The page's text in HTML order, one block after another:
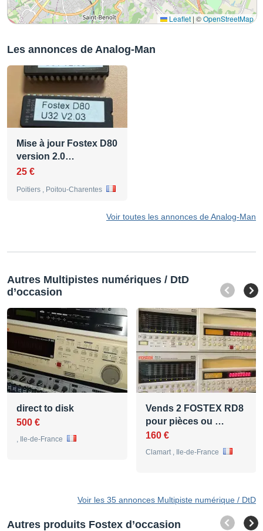
Leaflet | ©OpenStreetMap
Les annonces de Analog-Man
Mise à jour Fostex D80
version 2.0…
25 €
Poitiers , Poitou-Charentes
Voir toutes les annonces de Analog-Man
Autres Multipistes numériques / DtD
d’occasion
direct to disk
500 €
, Ile-de-France
Vends 2 FOSTEX RD8
pour pièces ou …
160 €
Clamart , Ile-de-France
Voir les 35 annonces Multipiste numérique / DtD
Autres produits Fostex d’occasion